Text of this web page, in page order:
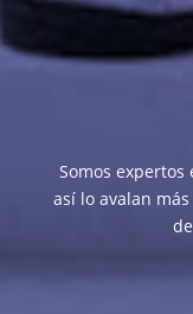
Somos expertos
así lo avalan